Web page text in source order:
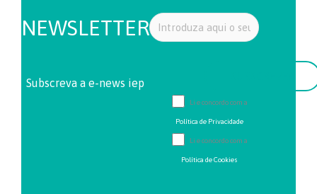
NEWSLETTER
Subscreva a e-news iep
Li e concordo com a
Política de Privacidade
Li e concordo com a
Política de Cookies